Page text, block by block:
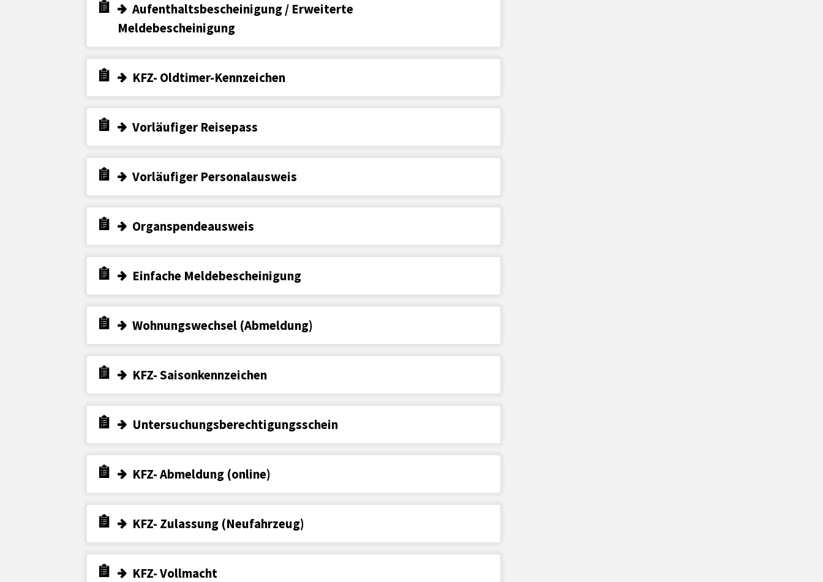
Aufenthaltsbescheinigung / Erweiterte
Meldebescheinigung
KFZ- Oldtimer-Kennzeichen
Vorläufiger Reisepass
Vorläufiger Personalausweis
Organspendeausweis
Einfache Meldebescheinigung
Wohnungswechsel (Abmeldung)
KFZ- Saisonkennzeichen
Untersuchungsberechtigungsschein
KFZ- Abmeldung (online)
KFZ- Zulassung (Neufahrzeug)
KFZ- Vollmacht